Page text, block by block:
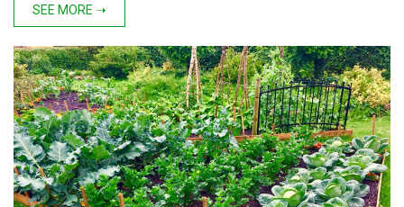
SEE MORE ➝